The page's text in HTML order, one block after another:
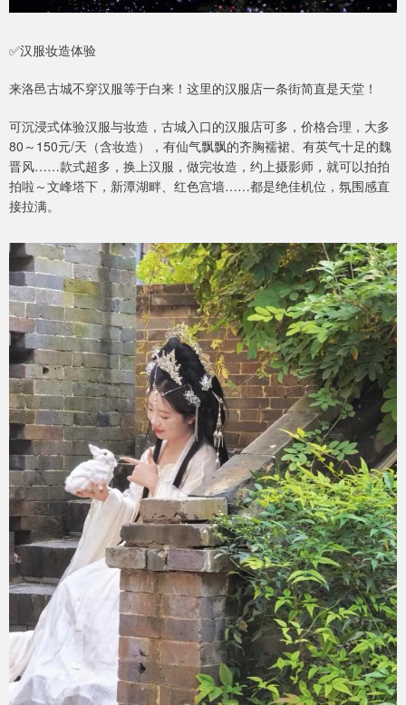
✅汉服妆造体验
来洛邑古城不穿汉服等于白来！这里的汉服店一条街简直是天堂！
可沉浸式体验汉服与妆造，古城入口的汉服店可多，价格️合理，大多
80～150元/天（含妆造），有仙气飘飘的齐胸襦裙、有英气十足的魏
晋风……款式超多，换上汉服，做完妆造，约上摄影师，就可以拍拍
拍啦～文峰塔下，新潭湖畔、红色宫墙……都是绝佳机位，氛围感直
接拉满。